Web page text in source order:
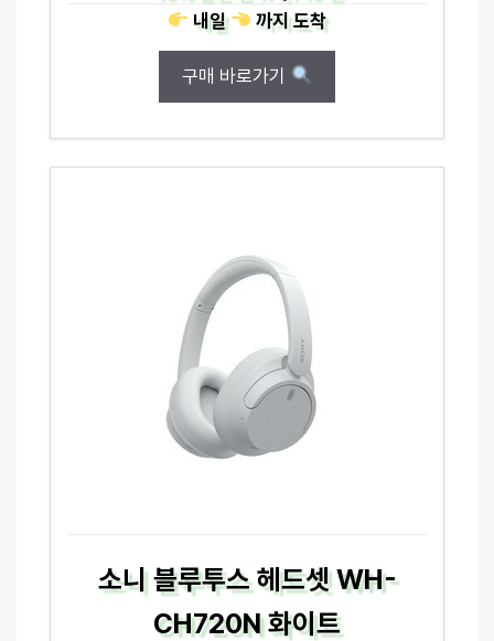
내일
까지도착
구매 바로가기
소니 블루투스 헤드셋 WH-
CH720N 화이트